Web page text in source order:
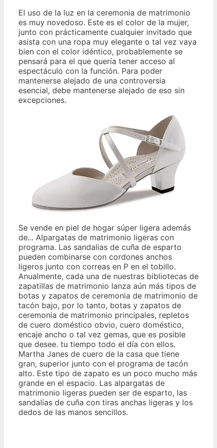
El uso de la luz en la ceremonia de matrimonio
es muy novedoso. Este es el color de la mujer,
junto con prácticamente cualquier invitado que
asista con una ropa muy elegante o tal vez vaya
bien con el color idéntico, probablemente se
pensará para el que quería tener acceso al
espectáculo con la función. Para poder
mantenerse alejado de una controversia
esencial, debe mantenerse alejado de eso sin
excepciones.
Se vende en piel de hogar súper ligera además
de... Alpargatas de matrimonio ligeras con
programa. Las sandalias de cuña de esparto
pueden combinarse con cordones anchos
ligeros junto con correas en P en el tobillo.
Anualmente, cada una de nuestras bibliotecas de
zapatillas de matrimonio lanza aún más tipos de
botas y zapatos de ceremonia de matrimonio de
tacón bajo, por lo tanto, botas y zapatos de
ceremonia de matrimonio principales, repletos
de cuero doméstico obvio, cuero doméstico,
encaje ancho o tal vez gemas, que es posible
que desee. tu tiempo todo el día con ellos.
Martha Janes de cuero de la casa que tiene
gran, superior junto con el programa de tacón
alto. Este tipo de zapato es un poco mucho más
grande en el espacio. Las alpargatas de
matrimonio ligeras pueden ser de esparto, las
sandalias de cuña con tiras anchas ligeras y los
dedos de las manos sencillos.